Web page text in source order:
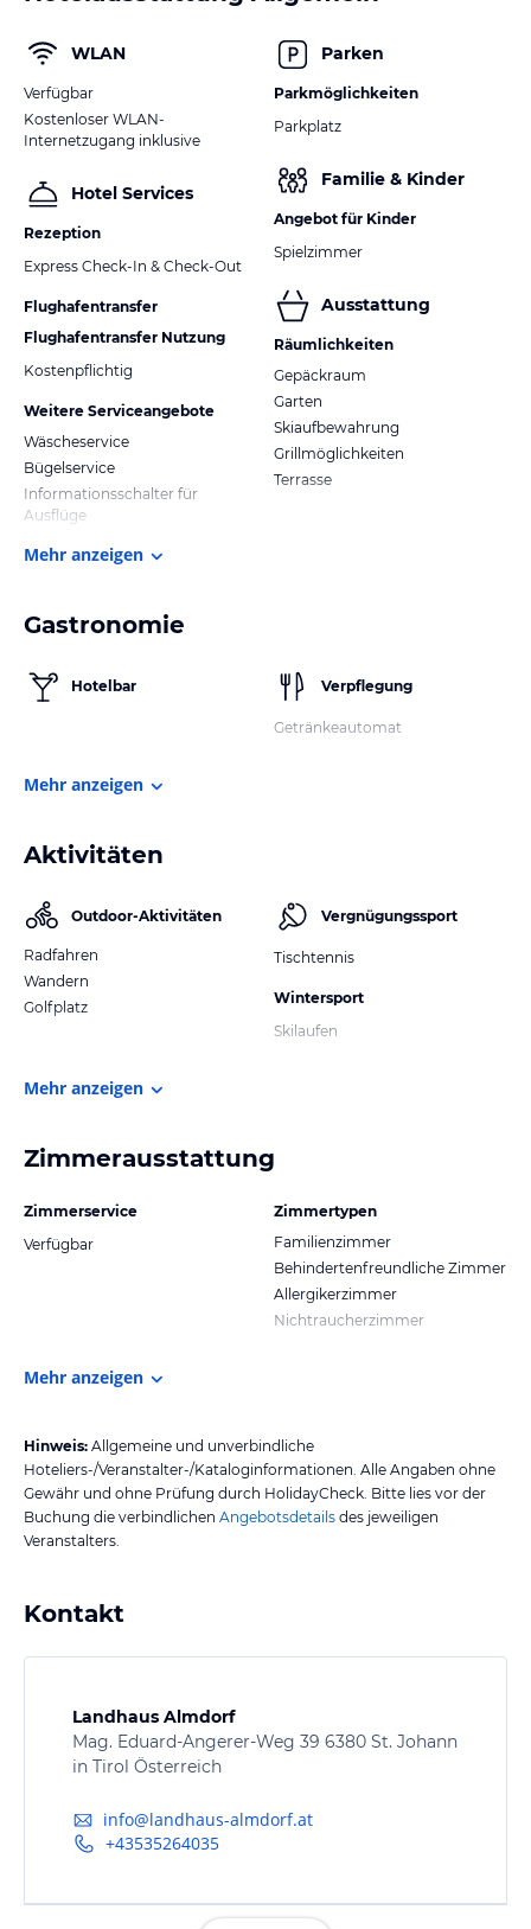
WLAN
Verfügbar
Kostenloser WLAN-
Internetzugang inklusive
Hotel Services
Rezeption
Express Check-In & Check-Out
Flughafentransfer
Flughafentransfer Nutzung
Kostenpflichtig
Weitere Serviceangebote
Wäscheservice
Bügelservice
Informationsschalter für
Ausflüge
Parken
Parkmöglichkeiten
Parkplatz
Familie & Kinder
Angebot für Kinder
Spielzimmer
Ausstattung
Räumlichkeiten
Gepäckraum
Garten
Skiaufbewahrung
Grillmöglichkeiten
Terrasse
Mehr anzeigen
Gastronomie
Hotelbar Verpflegung
Getränkeautomat
Mehr anzeigen
Aktivitäten
Outdoor-Aktivitäten
Radfahren
Wandern
Golfplatz
Vergnügungssport
Tischtennis
Wintersport
Skilaufen
Mehr anzeigen
Zimmerausstattung
Zimmerservice
Verfügbar
Zimmertypen
Familienzimmer
Behindertenfreundliche Zimmer
Allergikerzimmer
Nichtraucherzimmer
Mehr anzeigen
Hinweis: Allgemeine und unverbindliche
Hoteliers-/Veranstalter-/Kataloginformationen. Alle Angaben ohne
Gewähr und ohne Prüfung durch HolidayCheck. Bitte lies vor der
Buchung die verbindlichen Angebotsdetails des jeweiligen
Veranstalters.
Kontakt
Landhaus Almdorf
Mag. Eduard-Angerer-Weg 39 6380 St. Johann
in Tirol Österreich
info@landhaus-almdorf.at
+43535264035